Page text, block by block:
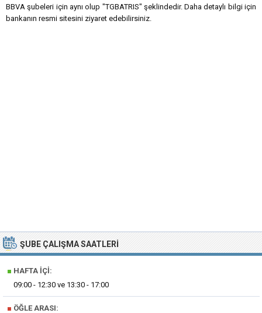
BBVA şubeleri için aynı olup "TGBATRIS" şeklindedir. Daha detaylı bilgi için
bankanın resmi sitesini ziyaret edebilirsiniz.
ŞUBE ÇALIŞMA SAATLERI
■ HAFTA İÇI:
09:00 - 12:30 ve 13:30 - 17:00
■ ÖĞLE ARASI: